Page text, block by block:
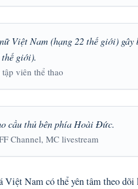
Việt Nam (hạng 22 thế giới)
giới).
viên thể thao
cầu thủ bên phía Hoài Đức.
Channel, MC livestream
Việt Nam có thể yên tâm theo dõi